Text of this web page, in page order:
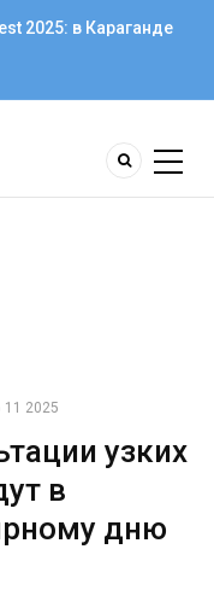
студенческого
11 2025
узких
в
дню